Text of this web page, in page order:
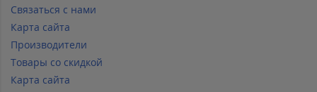
Связаться с нами
Карта сайта
Производители
Товары со скидкой
Карта сайта